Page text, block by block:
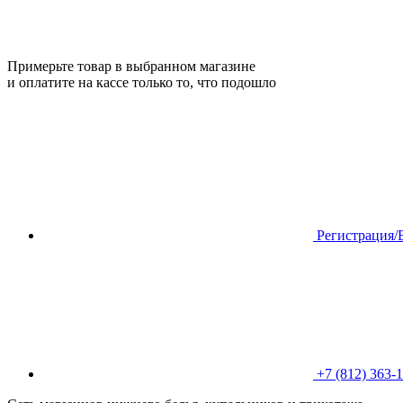
Примерьте товар в выбранном магазине
и оплатите на кассе только то, что подошло
Регистрация/
+7 (812) 363-